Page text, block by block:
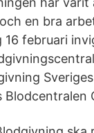
en bra
februari
Blodcentralen